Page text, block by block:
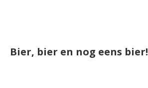
Bier, bier en nog eens bier!